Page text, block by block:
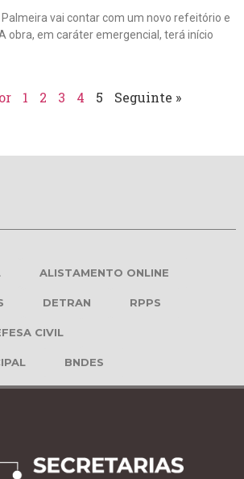
Palmeira vai contar com um novo refeitório e
obra, em caráter emergencial, terá início
1 2 3 4 5 Seguinte »
ALISTAMENTO ONLINE
DETRAN RPPS
CIVIL
BNDES